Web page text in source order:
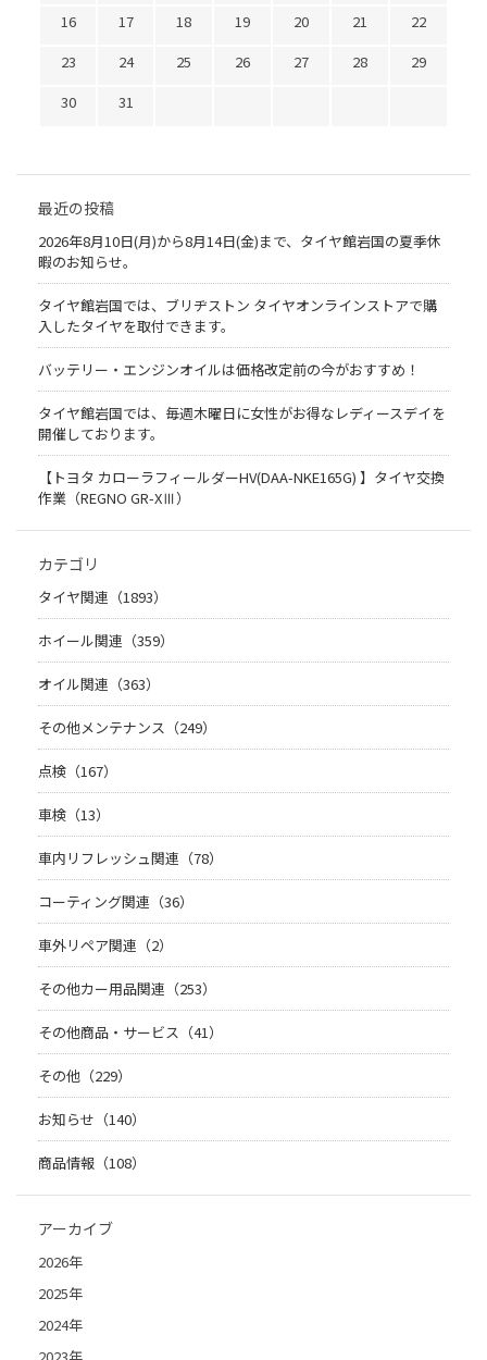
16
17 18 19 20 21
22
23
24 25 26 27 28
29
30
31
最近の投稿
2026年8月10日(月)から8月14日(金)まで、タイヤ館岩国の夏季休
暇のお知らせ。
タイヤ館岩国では、ブリヂストン タイヤオンラインストアで購
入したタイヤを取付できます。
バッテリー・エンジンオイルは価格改定前の今がおすすめ！
タイヤ館岩国では、毎週木曜日に女性がお得なレディースデイを
開催しております。
【トヨタ カローラフィールダーHV(DAA-NKE165G) 】タイヤ交換
作業（REGNO GR-XⅢ）
カテゴリ
タイヤ関連（1893）
ホイール関連（359）
オイル関連（363）
その他メンテナンス（249）
点検（167）
車検（13）
車内リフレッシュ関連（78）
コーティング関連（36）
車外リペア関連（2）
その他カー用品関連（253）
その他商品・サービス（41）
その他（229）
お知らせ（140）
商品情報（108）
アーカイブ
2026年
2025年
2024年